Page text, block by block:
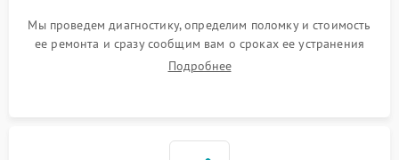
Мы проведем диагностику, определим поломку и стоимость
ее ремонта и сразу сообщим вам о сроках ее устранения
Подробнее